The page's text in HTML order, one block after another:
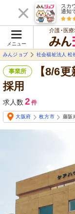
スカ
通知
メニュー
介護･医療
みんジョブ
社会福祉法人 松
事業所
【8/6
採用
求人数 2 件
大阪府 枚方市 藤阪